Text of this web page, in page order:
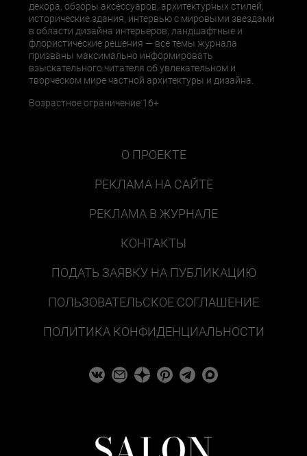
декора, обзоры аксессуаров, архитектурных стилей,
исторические здания, интервью с мировыми звездами
в области дизайна интерьеров, ландшафтные и
флористические решения — все темы журнала
призваны максимально информировать
взыскательного читателя об увлекательном и
творческом мире частной архитектуры и дизайна.
Возрастное ограничение 16+
О ПРОЕКТЕ
РЕКЛАМА НА САЙТЕ
РЕКЛАМА В ЖУРНАЛЕ
КОНТАКТЫ
ПОДАТЬ ЗАЯВКУ НА ПУБЛИКАЦИЮ
ПОЛЬЗОВАТЕЛЬСКОЕ СОГЛАШЕНИЕ
ПОЛИТИКА КОНФИДЕНЦИАЛЬНОСТИ